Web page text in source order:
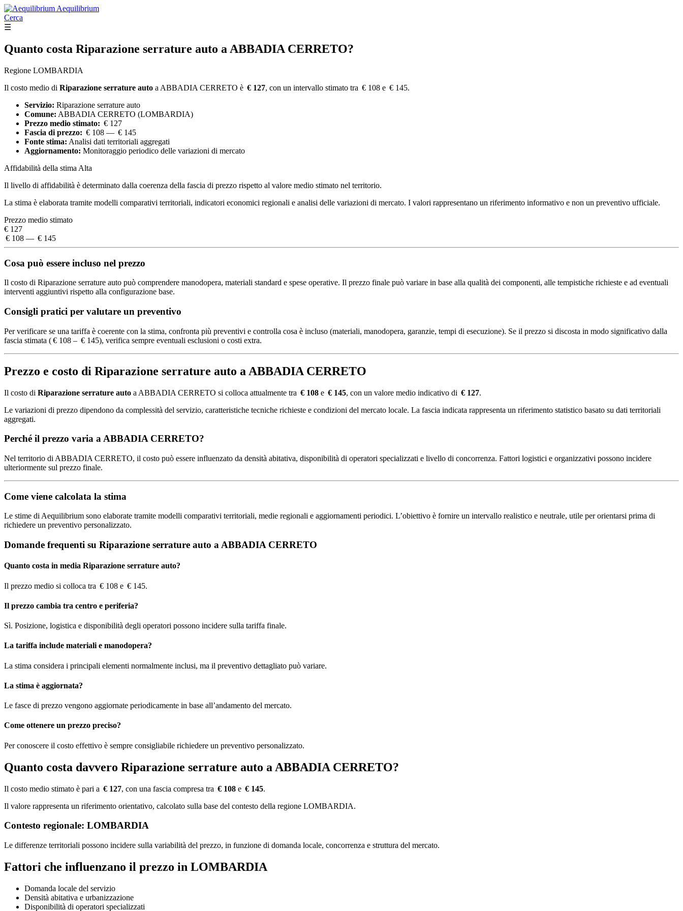
Aequilibrium
Cerca
☰
Quanto costa Riparazione serrature auto a ABBADIA CERRETO?
Regione LOMBARDIA
Il costo medio di Riparazione serrature auto a ABBADIA CERRETO è € 127, con un intervallo stimato tra € 108 e € 145.
Servizio: Riparazione serrature auto
Comune: ABBADIA CERRETO (LOMBARDIA)
Prezzo medio stimato: € 127
Fascia di prezzo: € 108 — € 145
Fonte stima: Analisi dati territoriali aggregati
Aggiornamento: Monitoraggio periodico delle variazioni di mercato
Affidabilità della stima Alta
Il livello di affidabilità è determinato dalla coerenza della fascia di prezzo rispetto al valore medio stimato nel territorio.
La stima è elaborata tramite modelli comparativi territoriali, indicatori economici regionali e analisi delle variazioni di mercato. I valori rappresentano un riferimento informativo e non un preventivo ufficiale.
Prezzo medio stimato
€ 127
€ 108 — € 145
Cosa può essere incluso nel prezzo
Il costo di Riparazione serrature auto può comprendere manodopera, materiali standard e spese operative. Il prezzo finale può variare in base alla qualità dei componenti, alle tempistiche richieste e ad eventuali
interventi aggiuntivi rispetto alla configurazione base.
Consigli pratici per valutare un preventivo
Per verificare se una tariffa è coerente con la stima, confronta più preventivi e controlla cosa è incluso (materiali, manodopera, garanzie, tempi di esecuzione). Se il prezzo si discosta in modo significativo dalla
fascia stimata ( € 108 – € 145), verifica sempre eventuali esclusioni o costi extra.
Prezzo e costo di Riparazione serrature auto a ABBADIA CERRETO
Il costo di Riparazione serrature auto a ABBADIA CERRETO si colloca attualmente tra € 108 e € 145, con un valore medio indicativo di € 127.
Le variazioni di prezzo dipendono da complessità del servizio, caratteristiche tecniche richieste e condizioni del mercato locale. La fascia indicata rappresenta un riferimento statistico basato su dati territoriali
aggregati.
Perché il prezzo varia a ABBADIA CERRETO?
Nel territorio di ABBADIA CERRETO, il costo può essere influenzato da densità abitativa, disponibilità di operatori specializzati e livello di concorrenza. Fattori logistici e organizzativi possono incidere
ulteriormente sul prezzo finale.
Come viene calcolata la stima
Le stime di Aequilibrium sono elaborate tramite modelli comparativi territoriali, medie regionali e aggiornamenti periodici. L’obiettivo è fornire un intervallo realistico e neutrale, utile per orientarsi prima di
richiedere un preventivo personalizzato.
Domande frequenti su Riparazione serrature auto a ABBADIA CERRETO
Quanto costa in media Riparazione serrature auto?
Il prezzo medio si colloca tra € 108 e € 145.
Il prezzo cambia tra centro e periferia?
Sì. Posizione, logistica e disponibilità degli operatori possono incidere sulla tariffa finale.
La tariffa include materiali e manodopera?
La stima considera i principali elementi normalmente inclusi, ma il preventivo dettagliato può variare.
La stima è aggiornata?
Le fasce di prezzo vengono aggiornate periodicamente in base all’andamento del mercato.
Come ottenere un prezzo preciso?
Per conoscere il costo effettivo è sempre consigliabile richiedere un preventivo personalizzato.
Quanto costa davvero Riparazione serrature auto a ABBADIA CERRETO?
Il costo medio stimato è pari a € 127, con una fascia compresa tra € 108 e € 145.
Il valore rappresenta un riferimento orientativo, calcolato sulla base del contesto della regione LOMBARDIA.
Contesto regionale: LOMBARDIA
Le differenze territoriali possono incidere sulla variabilità del prezzo, in funzione di domanda locale, concorrenza e struttura del mercato.
Fattori che influenzano il prezzo in LOMBARDIA
Domanda locale del servizio
Densità abitativa e urbanizzazione
Disponibilità di operatori specializzati